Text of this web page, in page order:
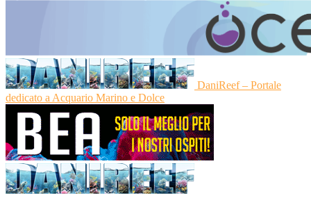
DaniReef – Portale
dedicato a Acquario Marino e Dolce